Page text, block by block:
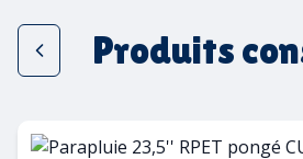
Produits